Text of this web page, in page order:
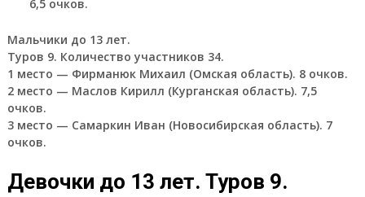
6,5 очков.
Мальчики до 13 лет.
Туров 9. Количество участников 34.
1 место — Фирманюк Михаил (Омская область). 8 очков.
2 место — Маслов Кирилл (Курганская область). 7,5
очков.
3 место — Самаркин Иван (Новосибирская область). 7
очков.
Девочки до 13 лет. Туров 9.